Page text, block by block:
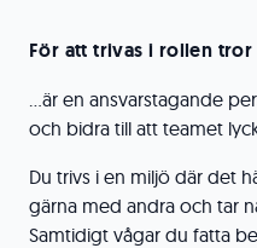
För att trivas i rollen
...är en ansvarstagande
och bidra till att teamet
Du trivs i en miljö där det
gärna med andra och tar
Samtidigt vågar du fatta